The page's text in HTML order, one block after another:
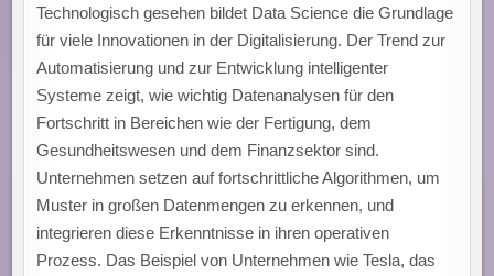
Technologisch gesehen bildet Data Science die Grundlage
für viele Innovationen in der Digitalisierung. Der Trend zur
Automatisierung und zur Entwicklung intelligenter
Systeme zeigt, wie wichtig Datenanalysen für den
Fortschritt in Bereichen wie der Fertigung, dem
Gesundheitswesen und dem Finanzsektor sind.
Unternehmen setzen auf fortschrittliche Algorithmen, um
Muster in großen Datenmengen zu erkennen, und
integrieren diese Erkenntnisse in ihren operativen
Prozess. Das Beispiel von Unternehmen wie Tesla, das